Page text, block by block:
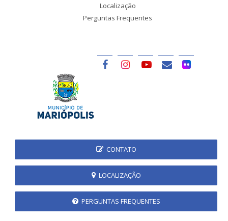
Localização
Perguntas Frequentes
CONTATO
LOCALIZAÇÃO
PERGUNTAS FREQUENTES